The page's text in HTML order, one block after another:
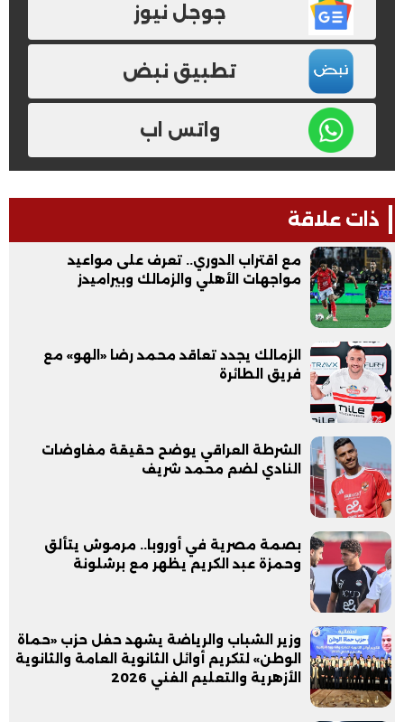
جوجل نيوز
تطبيق نبض
واتس اب
ذات علاقة
مع اقتراب الدوري.. تعرف على مواعيد
مواجهات الأهلي والزمالك وبيراميدز
الزمالك يجدد تعاقد محمد رضا «الهو» مع
فريق الطائرة
الشرطة العراقي يوضح حقيقة مفاوضات
النادي لضم محمد شريف
بصمة مصرية في أوروبا.. مرموش يتألق
وحمزة عبد الكريم يظهر مع برشلونة
وزير الشباب والرياضة يشهد حفل حزب «حماة
الوطن» لتكريم أوائل الثانوية العامة والثانوية
الأزهرية والتعليم الفني 2026